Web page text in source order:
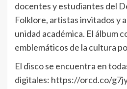
docentes y estudiantes del
Folklore, artistas invitados y
unidad académica. El álbum
emblemáticos de la cultura
El disco se encuentra en
digitales: https://orcd.co/